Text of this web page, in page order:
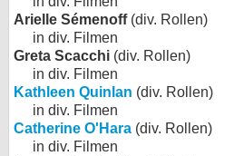
Arielle Sémenoff(div. Rollen)
in div. Filmen
Greta Scacchi (div. Rollen)
in div. Filmen
Kathleen Quinlan (div. Rollen)
in div. Filmen
Catherine O'Hara (div. Rollen)
in div. Filmen